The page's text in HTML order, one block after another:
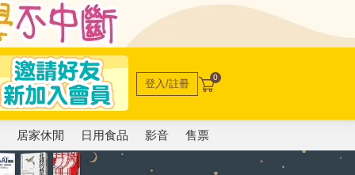
登入/註冊 0
居家休閒 日用食品 影音 售票